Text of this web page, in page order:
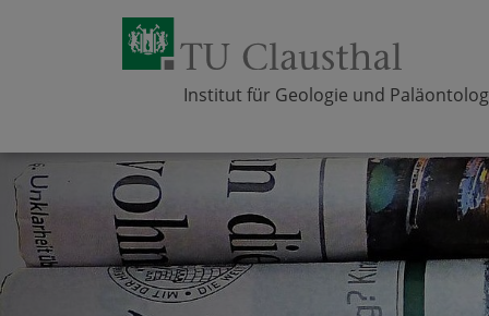
Zum Inhalt springen
Institut für Geologie und
Bereich
Bereich
Bereich